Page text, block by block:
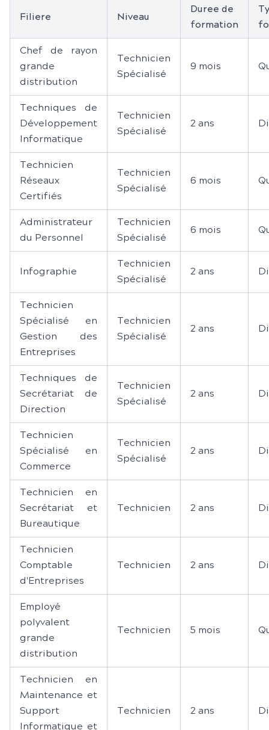
Filiere Niveau
Duree de
formation
Chef de rayon
grande
distribution
Technicien
Spécialisé
9 mois
Techniques de
Développement
Informatique
Technicien
Spécialisé
2 ans
Technicien
Réseaux
Certifiés
Technicien
Spécialisé
6 mois
Administrateur
du Personnel
Technicien
Spécialisé
6 mois
Infographie
Technicien
Spécialisé
2 ans
Technicien
Spécialisé en
Gestion des
Entreprises
Technicien
Spécialisé
2 ans
Techniques de
Secrétariat de
Direction
Technicien
Spécialisé
2 ans
Technicien
Spécialisé en
Commerce
Technicien
Spécialisé
2 ans
Technicien en
Secrétariat et
Bureautique
Technicien 2 ans
Technicien
Comptable
d'Entreprises
Technicien 2 ans
Employé
polyvalent
grande
distribution
Technicien 5 mois
Technicien en
Maintenance et
Support
Informatique et
Technicien 2 ans